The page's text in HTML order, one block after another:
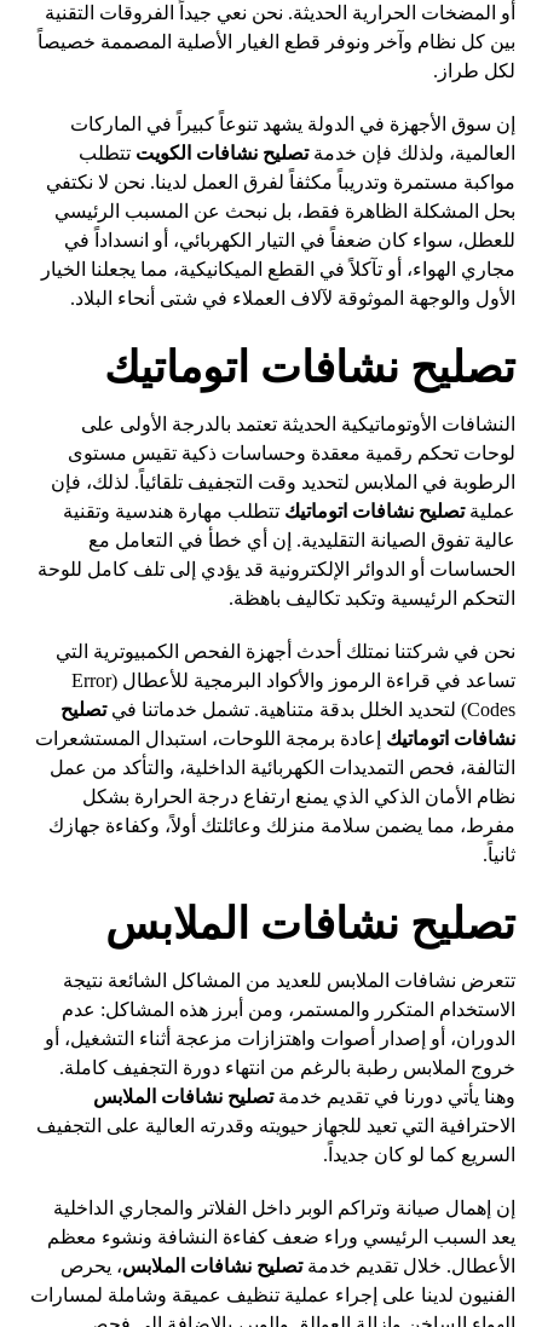
أو المضخات الحرارية الحديثة. نحن نعي جيداً الفروقات التقنية
بين كل نظام وآخر ونوفر قطع الغيار الأصلية المصممة خصيصاً
لكل طراز.
إن سوق الأجهزة في الدولة يشهد تنوعاً كبيراً في الماركات
العالمية، ولذلك فإن خدمةتصليح نشافات الكويت تتطلب
مواكبة مستمرة وتدريباً مكثفاً لفرق العمل لدينا. نحن لا نكتفي
بحل المشكلة الظاهرة فقط، بل نبحث عن المسبب الرئيسي
للعطل، سواء كان ضعفاً في التيار الكهربائي، أو انسداداً في
مجاري الهواء، أو تآكلاً في القطع الميكانيكية، مما يجعلنا الخيار
الأول والوجهة الموثوقة لآلاف العملاء في شتى أنحاء البلاد.
تصليح نشافات اتوماتيك
النشافات الأوتوماتيكية الحديثة تعتمد بالدرجة الأولى على
لوحات تحكم رقمية معقدة وحساسات ذكية تقيس مستوى
الرطوبة في الملابس لتحديد وقت التجفيف تلقائياً. لذلك، فإن
عمليةتصليح نشافات اتوماتيك تتطلب مهارة هندسية وتقنية
عالية تفوق الصيانة التقليدية. إن أي خطأ في التعامل مع
الحساسات أو الدوائر الإلكترونية قد يؤدي إلى تلف كامل للوحة
التحكم الرئيسية وتكبد تكاليف باهظة.
نحن في شركتنا نمتلك أحدث أجهزة الفحص الكمبيوترية التي
تساعد في قراءة الرموز والأكواد البرمجية للأعطال (Error
Codes) لتحديد الخلل بدقة متناهية. تشمل خدماتنا في
تصليح
نشافات اتوماتيك إعادة برمجة اللوحات، استبدال المستشعرات
التالفة، فحص التمديدات الكهربائية الداخلية، والتأكد من عمل
نظام الأمان الذكي الذي يمنع ارتفاع درجة الحرارة بشكل
مفرط، مما يضمن سلامة منزلك وعائلتك أولاً، وكفاءة جهازك
ثانياً.
تصليح نشافات الملابس
تتعرض نشافات الملابس للعديد من المشاكل الشائعة نتيجة
الاستخدام المتكرر والمستمر، ومن أبرز هذه المشاكل: عدم
الدوران، أو إصدار أصوات واهتزازات مزعجة أثناء التشغيل، أو
خروج الملابس رطبة بالرغم من انتهاء دورة التجفيف كاملة.
وهنا يأتي دورنا في تقديم خدمةتصليح نشافات الملابس
الاحترافية التي تعيد للجهاز حيويته وقدرته العالية على التجفيف
السريع كما لو كان جديداً.
إن إهمال صيانة وتراكم الوبر داخل الفلاتر والمجاري الداخلية
يعد السبب الرئيسي وراء ضعف كفاءة النشافة ونشوء معظم
الأعطال. خلال تقديم خدمةتصليح نشافات الملابس، يحرص
الفنيون لدينا على إجراء عملية تنظيف عميقة وشاملة لمسارات